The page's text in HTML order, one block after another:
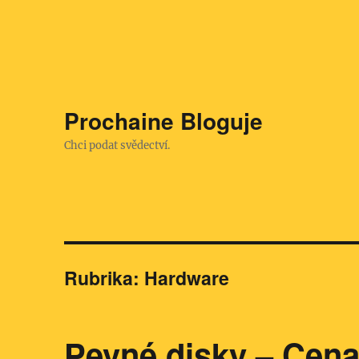
Prochaine Bloguje
Chci podat svědectví.
Rubrika: Hardware